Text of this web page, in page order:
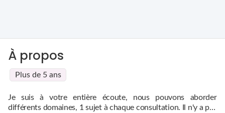
À propos
Plus de 5 ans
Je suis à votre entière écoute, nous pouvons aborder
différents domaines, 1 sujet à chaque consultation. Il n'y a pas